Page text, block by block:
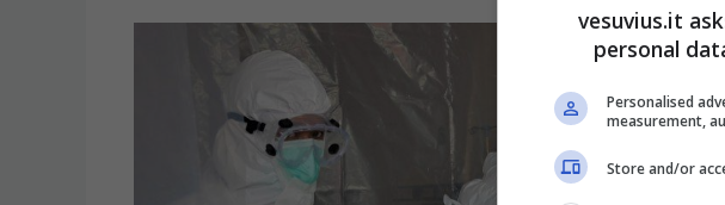
vesuvius.it
personal
Personalised
measurement,
Store and/or